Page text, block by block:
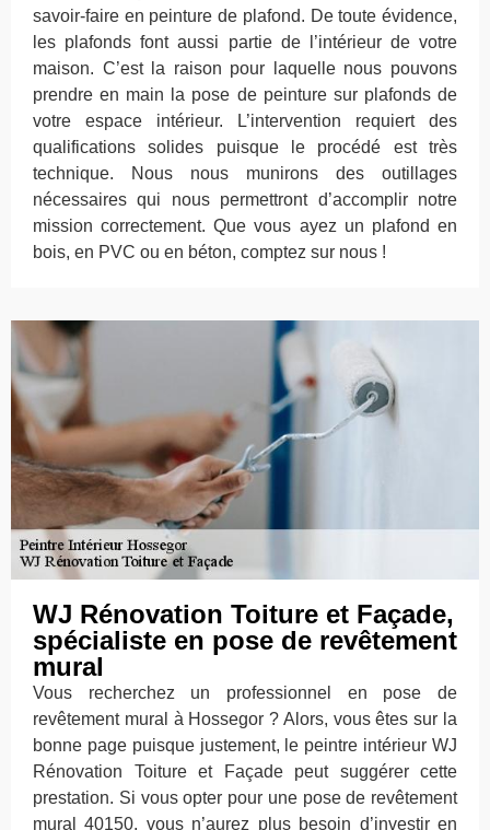
savoir-faire en peinture de plafond. De toute évidence,
les plafonds font aussi partie de l’intérieur de votre
maison. C’est la raison pour laquelle nous pouvons
prendre en main la pose de peinture sur plafonds de
votre espace intérieur. L’intervention requiert des
qualifications solides puisque le procédé est très
technique. Nous nous munirons des outillages
nécessaires qui nous permettront d’accomplir notre
mission correctement. Que vous ayez un plafond en
bois, en PVC ou en béton, comptez sur nous !
WJ Rénovation Toiture et Façade,
spécialiste en pose de revêtement
mural
Vous recherchez un professionnel en pose de
revêtement mural à Hossegor ? Alors, vous êtes sur la
bonne page puisque justement, le peintre intérieur WJ
Rénovation Toiture et Façade peut suggérer cette
prestation. Si vous opter pour une pose de revêtement
mural 40150, vous n’aurez plus besoin d’investir en